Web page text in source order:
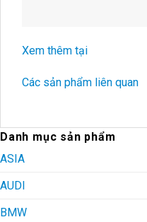
Xem thêm tại
Các sản phẩm liên quan
Danh mục sản phẩm
ASIA
AUDI
BMW